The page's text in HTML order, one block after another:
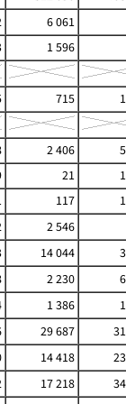
6 061
1 596
715
2 406
21
117
2 546
14 044
2 230
1 386
29 687
14 418
17 218